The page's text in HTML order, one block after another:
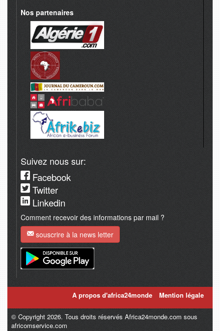
Nos partenaires
Suivez nous sur:
Facebook
Twitter
Linkedin
Comment recevoir des informations par mail ?
souscrire à la news letter
A propos d'africa24monde Mention légale
© Copyright 2026. Tous droits réservés Africa24monde.com sous
africomservice.com